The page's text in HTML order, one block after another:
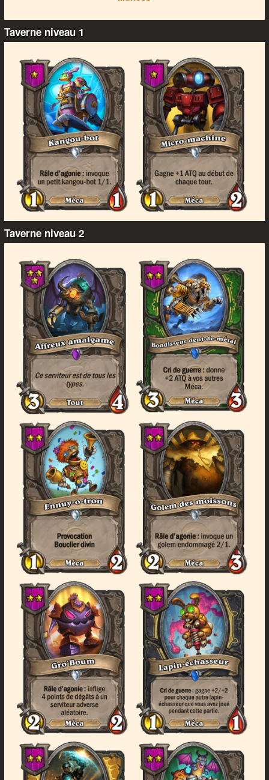
Taverne niveau 1
Taverne niveau 2